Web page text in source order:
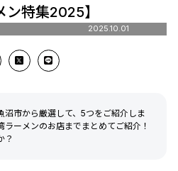
特集2025】
2025.10.01
沼市から厳選して、5つをご紹介しま
ーメンのお店までまとめてご紹介！
？